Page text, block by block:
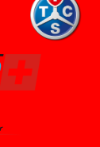
für uns
Die
die
wir
den